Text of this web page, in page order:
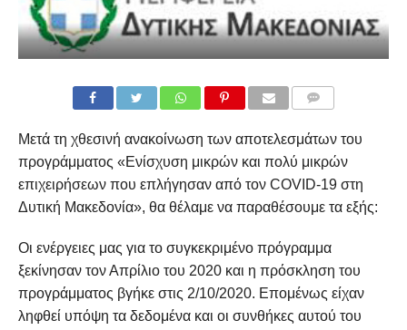
Μετά τη χθεσινή ανακοίνωση των αποτελεσμάτων του
προγράμματος «Ενίσχυση μικρών και πολύ μικρών
επιχειρήσεων που επλήγησαν από τον COVID-19 στη
Δυτική Μακεδονία», θα θέλαμε να παραθέσουμε τα εξής:
Οι ενέργειες μας για το συγκεκριμένο πρόγραμμα
ξεκίνησαν τον Απρίλιο του 2020 και η πρόσκληση του
προγράμματος βγήκε στις 2/10/2020. Επομένως είχαν
ληφθεί υπόψη τα δεδομένα και οι συνθήκες αυτού του